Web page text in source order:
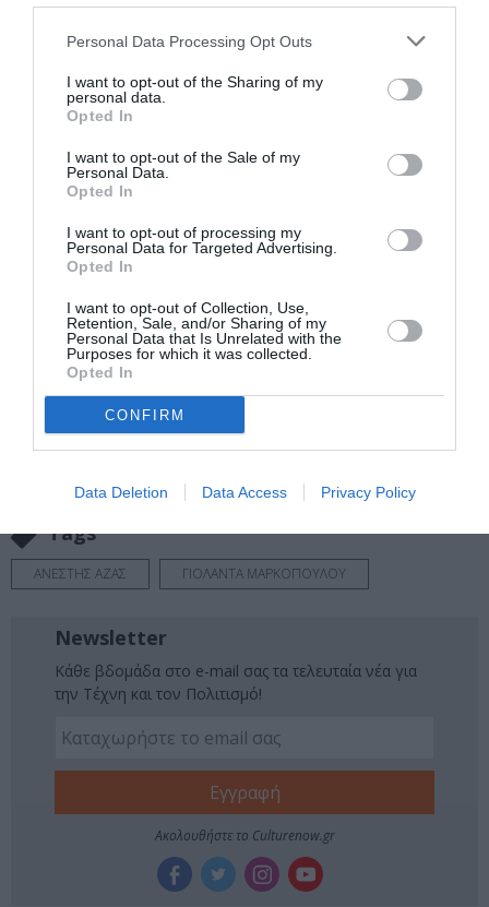
Personal Data Processing Opt Outs
I want to opt-out of the Sharing of my
personal data.
Opted In
I want to opt-out of the Sale of my
Personal Data.
Opted In
I want to opt-out of processing my
Personal Data for Targeted Advertising.
Opted In
I want to opt-out of Collection, Use,
Retention, Sale, and/or Sharing of my
Personal Data that Is Unrelated with the
Purposes for which it was collected.
Opted In
CONFIRM
Data Deletion Data Access Privacy Policy
Με την υποστήριξη του Ινστιτούτου Γκαίτε
Ταυτότητα
Τοποθεσία
Ημερομηνία
Τιμές εισιτηρίων
€ 30, € 15 (Άνω Διάζωμα), € 10
(Φοιτητικό)
Ακολουθήστε το Culturenow.gr στοGoogle News
μάθετε πρώτοι όλες τις ειδήσεις
Δείτε όλα τατελευταία νέαγια την Τέχνη και τον
Πολιτισμό στοCulturenow.gr
Tags
ΑΝΕΣΤΗΣ ΑΖΑΣ ΓΙΟΛΑΝΤΑ ΜΑΡΚΟΠΟΥΛΟΥ
Newsletter
Κάθε βδομάδα στο e-mail σας τα τελευταία νέα για
την Τέχνη και τον Πολιτισμό!
Ακολουθήστε το Culturenow.gr